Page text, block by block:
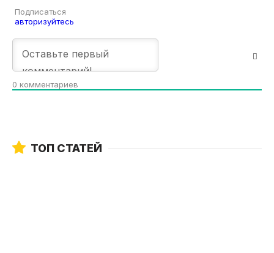
Подписаться
авторизуйтесь
0 комментариев
ТОП СТАТЕЙ